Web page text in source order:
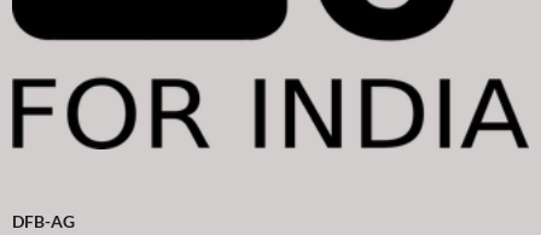
DFB-AG